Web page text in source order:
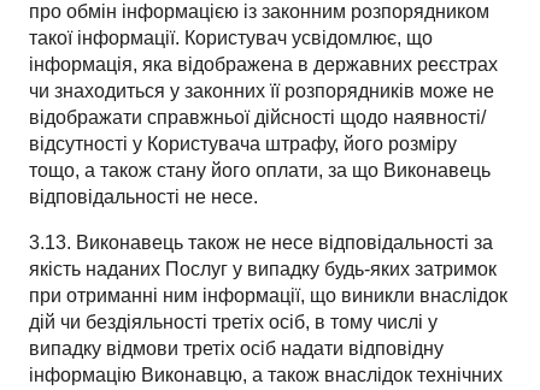
про обмін інформацією із законним розпорядником
такої інформації. Користувач усвідомлює, що
інформація, яка відображена в державних реєстрах
чи знаходиться у законних її розпорядників може не
відображати справжньої дійсності щодо наявності/
відсутності у Користувача штрафу, його розміру
тощо, а також стану його оплати, за що Виконавець
відповідальності не несе.
3.13. Виконавець також не несе відповідальності за
якість наданих Послуг у випадку будь-яких затримок
при отриманні ним інформації, що виникли внаслідок
дій чи бездіяльності третіх осіб, в тому числі у
випадку відмови третіх осіб надати відповідну
інформацію Виконавцю, а також внаслідок технічних